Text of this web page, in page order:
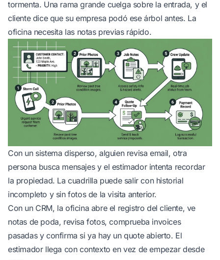
tormenta. Una rama grande cuelga sobre la entrada, y el
cliente dice que su empresa podó ese árbol antes. La
oficina necesita las notas previas rápido.
Con un sistema disperso, alguien revisa email, otra
persona busca mensajes y el estimador intenta recordar
la propiedad. La cuadrilla puede salir con historial
incompleto y sin fotos de la visita anterior.
Con un CRM, la oficina abre el registro del cliente, ve
notas de poda, revisa fotos, comprueba invoices
pasadas y confirma si ya hay un quote abierto. El
estimador llega con contexto en vez de empezar desde